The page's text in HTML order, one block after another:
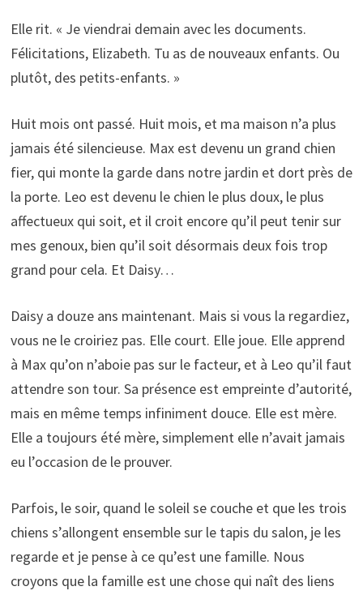
Elle rit. « Je viendrai demain avec les documents.
Félicitations, Elizabeth. Tu as de nouveaux enfants. Ou
plutôt, des petits-enfants. »
Huit mois ont passé. Huit mois, et ma maison n’a plus
jamais été silencieuse. Max est devenu un grand chien
fier, qui monte la garde dans notre jardin et dort près de
la porte. Leo est devenu le chien le plus doux, le plus
affectueux qui soit, et il croit encore qu’il peut tenir sur
mes genoux, bien qu’il soit désormais deux fois trop
grand pour cela. Et Daisy…
Daisy a douze ans maintenant. Mais si vous la regardiez,
vous ne le croiriez pas. Elle court. Elle joue. Elle apprend
à Max qu’on n’aboie pas sur le facteur, et à Leo qu’il faut
attendre son tour. Sa présence est empreinte d’autorité,
mais en même temps infiniment douce. Elle est mère.
Elle a toujours été mère, simplement elle n’avait jamais
eu l’occasion de le prouver.
Parfois, le soir, quand le soleil se couche et que les trois
chiens s’allongent ensemble sur le tapis du salon, je les
regarde et je pense à ce qu’est une famille. Nous
croyons que la famille est une chose qui naît des liens